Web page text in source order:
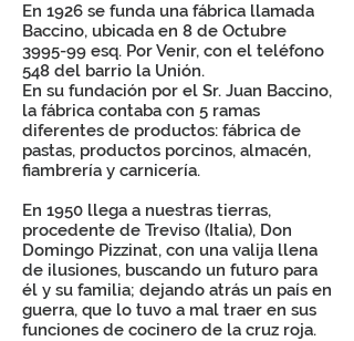
En 1926 se funda una fábrica llamada
Baccino, ubicada en 8 de Octubre
3995-99 esq. Por Venir, con el teléfono
548 del barrio la Unión.
En su fundación por el Sr. Juan Baccino,
la fábrica contaba con 5 ramas
diferentes de productos: fábrica de
pastas, productos porcinos, almacén,
fiambrería y carnicería.
En 1950 llega a nuestras tierras,
procedente de Treviso (Italia), Don
Domingo Pizzinat, con una valija llena
de ilusiones, buscando un futuro para
él y su familia; dejando atrás un país en
guerra, que lo tuvo a mal traer en sus
funciones de cocinero de la cruz roja.